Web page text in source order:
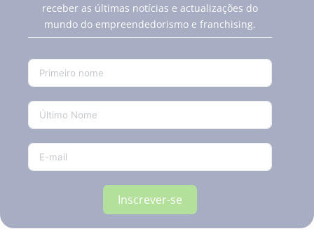
receber as últimas notícias e actualizações do
mundo do empreendedorismo e franchising.
Inscrever-se